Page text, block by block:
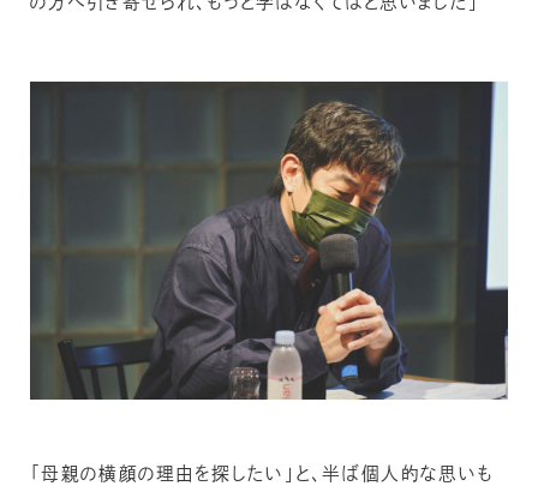
「母親の横顔の理由を探したい」と、半ば個人的な思いも